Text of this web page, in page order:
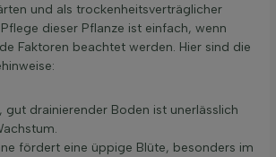
und als trockenheitsverträglicher
dieser Pflanze ist einfach, wenn
Faktoren beachtet werden. Hier sind die
gut drainierender Boden ist unerlässlich
fördert eine üppige Blüte, besonders im